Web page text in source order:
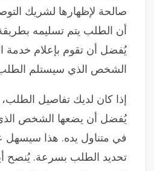
صالحة لإظهارها لشريك
أن الطلب يتم تسليمه
يُفضل أن تقوم بإعلام خدمة
الشخص الذي سيستلم
إذا كان لديك تفاصيل
يُفضل أن يضعها الشخص
في متناول يده. هذا
تحديد الطلب بسرعة. يُنصح